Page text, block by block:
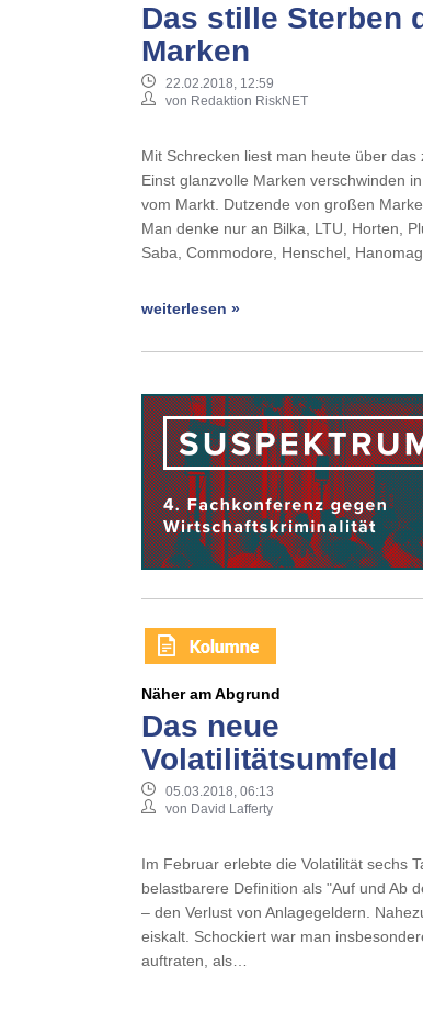
Das stille Sterben
Marken
22.02.2018, 12:59
von Redaktion RiskNET
Mit Schrecken liest man heute über
Einst glanzvolle Marken verschwinden
vom Markt. Dutzende von großen
Man denke nur an Bilka, LTU, Horten,
Saba, Commodore, Henschel,
weiterlesen »
Näher am Abgrund
Das neue
Volatilitätsumfeld
05.03.2018, 06:13
von David Lafferty
Im Februar erlebte die Volatilität sechs
belastbarere Definition als "Auf und Ab
– den Verlust von Anlagegeldern.
eiskalt. Schockiert war man
auftraten, als…